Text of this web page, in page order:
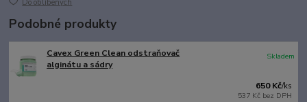
Do oblíbených
Podobné produkty
Cavex Green Clean odstraňovač
alginátu a sádry
650 Kč/ks
537 Kč bez DPH
Skladem